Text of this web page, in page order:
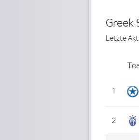
Greek
Letzte
Platz
1
2